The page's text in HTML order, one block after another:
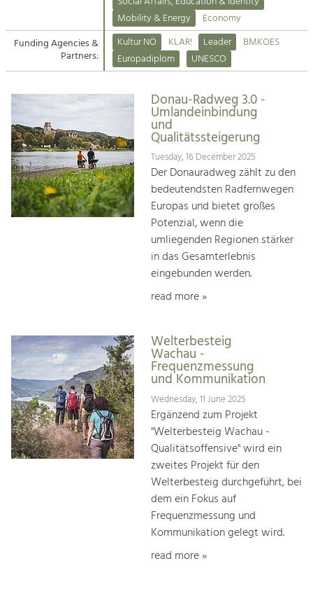
Suche
Impressum
Kontakt
Tourism
Offer Development and Positioning
Art & Culture
Crafts, Science and Research.
Social Affairs, Education
& Identity
Equality, Youth and Integration.
Climate Change, Public Transport and
Mobility & Energy
Economy
Funding Agencies &
Partners:
Kultur NÖ KLAR! Leader
BMKOES
Europadiplom
UNESCO
Donau-Radweg 3.0 -
Umlandeinbindung
und
Qualitätssteigerung
Tuesday, 16 December 2025
Der Donauradweg zählt zu den
bedeutendsten Radfernwegen
Europas und bietet großes
Potenzial, wenn die
umliegenden Regionen stärker
in das Gesamterlebnis
eingebunden werden.
read more »
Welterbesteig
Wachau -
Frequenzmessung
und Kommunikation
Wednesday, 11 June 2025
Ergänzend zum Projekt
"Welterbesteig Wachau -
Qualitätsoffensive" wird ein
zweites Projekt für den
Welterbesteig durchgeführt, bei
dem ein Fokus auf
Frequenzmessung und
Kommunikation gelegt wird.
read more »